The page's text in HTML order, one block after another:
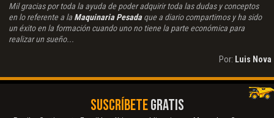
Mil gracias por toda la ayuda de poder adquirir toda las dudas y conceptos
en lo referente a la Maquinaria Pesadaque a diario compartimos y ha sido
un éxito en la formación cuando uno no tiene la parte económica para
realizar un sueño...
Por: Luis Nova
SUSCRÍBETEGRATIS